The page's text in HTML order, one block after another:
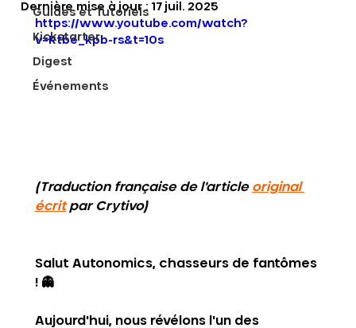
Guides et Tutoriels
Kickstarter
Digest
Événements
Dernière mise à jour : 17 juil. 2025
https://www.youtube.com/watch?
v=Rtbe_kpb-rs&t=10s
(Traduction française de l'article original
écrit par Crytivo)
Salut Autonomics, chasseurs de fantômes
! 👻
Aujourd'hui, nous révélons l'un des